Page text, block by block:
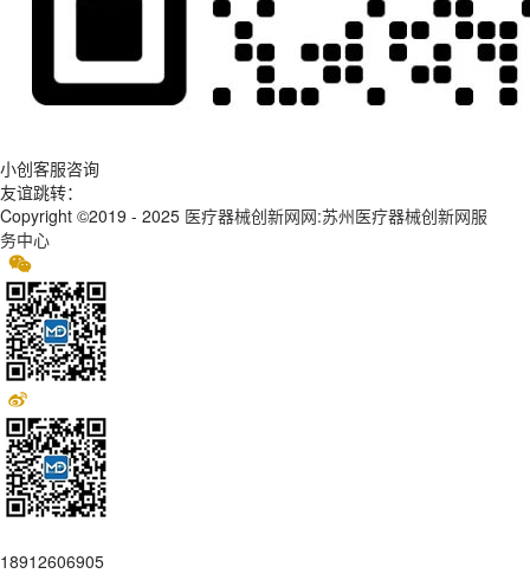
小创客服咨询
友谊跳转：
Copyright ©2019 - 2025 医疗器械创新网网:苏州医疗器械创新网服
务中心
18912606905